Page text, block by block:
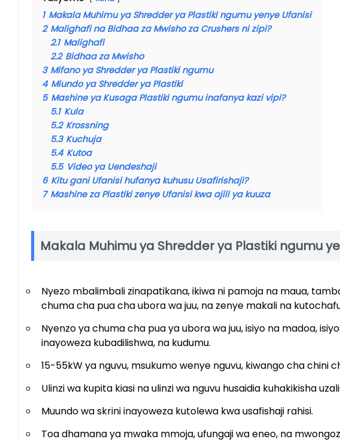
1 Makala Muhimu ya Shredder ya Plastiki ngumu yenye Ufanisi
2 Malighafi na Bidhaa za Mwisho za Crushers ni zipi?
2.1 Malighafi
2.2 Bidhaa za Mwisho
3 Mifano ya Shredder ya Plastiki ngumu
4 Miundo ya Shredder ya Plastiki
5 Mashine ya Kusaga Plastiki ngumu inafanya kazi vipi?
5.1 Kula
5.2 Krossning
5.3 Kuchuja
5.4 Kutoa
5.5 Video ya Uendeshaji
6 Kitu gani Ufanisi hufanya kuhusu Usafirishaji?
7 Mashine za Plastiki zenye Ufanisi kwa ajili ya kuuza
Makala Muhimu ya Shredder ya Plastiki ngumu
Nyezo mbalimbali zinapatikana, ikiwa ni pamoja na maua,
chuma cha pua cha ubora wa juu, na zenye makali na
Nyenzo ya chuma cha pua ya ubora wa juu, isiyo na madoa,
inayoweza kubadilishwa, na kudumu.
15-55kW ya nguvu, msukumo wenye nguvu, kiwango cha chini
Ulinzi wa kupita kiasi na ulinzi wa nguvu husaidia kuhakikisha
Muundo wa skrini inayoweza kutolewa kwa usafishaji rahisi.
Toa dhamana ya mwaka mmoja, ufungaji wa eneo, na